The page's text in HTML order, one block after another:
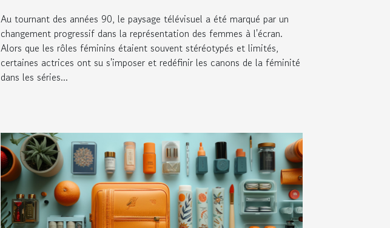
Au tournant des années 90, le paysage télévisuel a été marqué par un
changement progressif dans la représentation des femmes à l'écran.
Alors que les rôles féminins étaient souvent stéréotypés et limités,
certaines actrices ont su s'imposer et redéfinir les canons de la féminité
dans les séries...